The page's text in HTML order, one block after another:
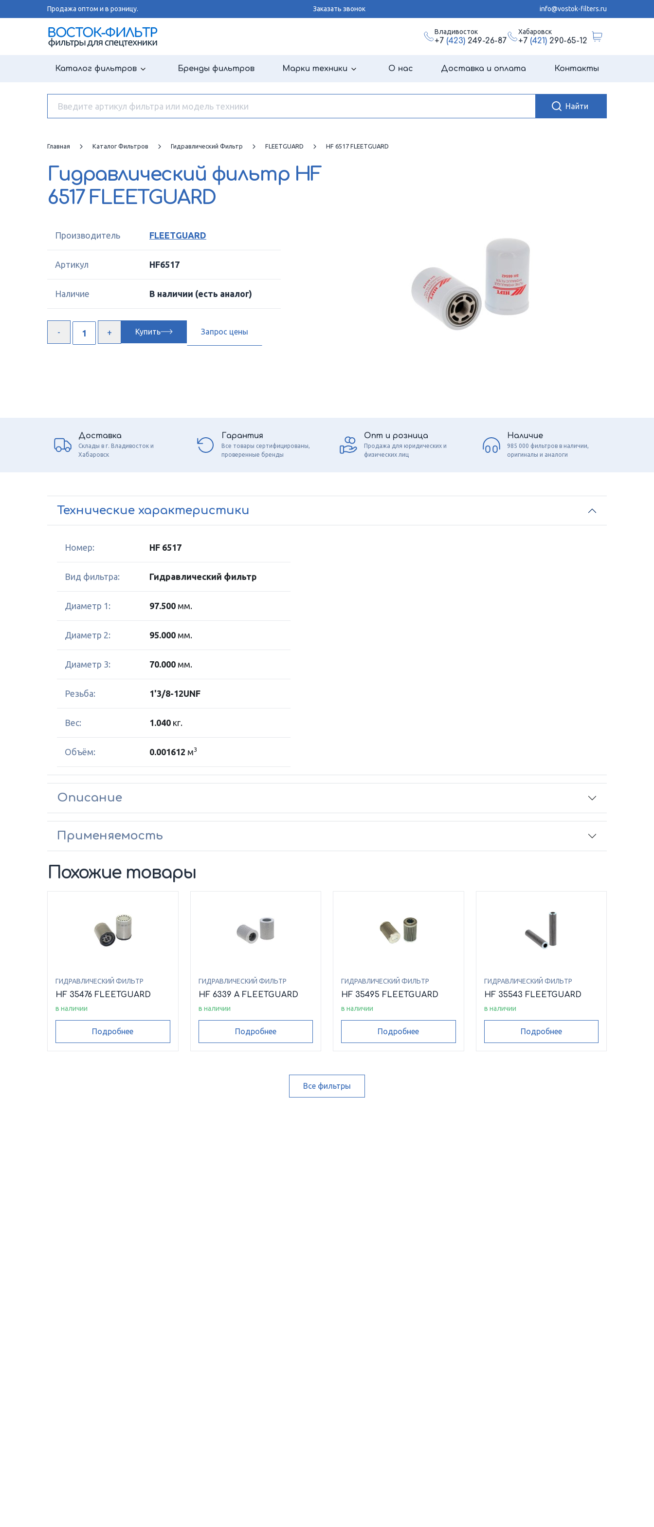
Продажа оптом и в розницу. Заказать звонок info@vostok-filters.ru
Владивосток
+7 (423)249-26-87
Хабаровск
+7 (421)290-65-12
Каталог фильтров Бренды фильтров Марки техники О нас Доставка и оплата Контакты
Главная Каталог Фильтров Гидравлический Фильтр FLEETGUARD HF 6517 FLEETGUARD
Гидравлический фильтр HF
6517 FLEETGUARD
Производитель FLEETGUARD
Артикул HF6517
Наличие В наличии (есть аналог)
Купить Запрос цены
Доставка
Склады в г. Владивосток и
Хабаровск
Гарантия
Все товары сертифицированы,
проверенные бренды
Опт и розница
Продажа для юридических и
физических лиц
Наличие
985 000 фильтров в наличии,
оригиналы и аналоги
Технические характеристики
Номер: HF 6517
Вид фильтра: Гидравлический фильтр
Диаметр 1: 97.500 мм.
Диаметр 2: 95.000 мм.
Диаметр 3: 70.000 мм.
Резьба: 1'3/8-12UNF
Вес: 1.040 кг.
Объём: 0.001612 м3
Описание
Применяемость
Похожие товары
ГИДРАВЛИЧЕСКИЙ ФИЛЬТР
HF 35476 FLEETGUARD
в наличии
Подробнее
ГИДРАВЛИЧЕСКИЙ ФИЛЬТР
HF 6339 A FLEETGUARD
в наличии
Подробнее
ГИДРАВЛИЧЕСКИЙ ФИЛЬТР
HF 35495 FLEETGUARD
в наличии
Подробнее
ГИДРАВЛИЧЕСКИЙ ФИЛЬТР
HF 35543 FLEETGUARD
в наличии
Подробнее
Все фильтры